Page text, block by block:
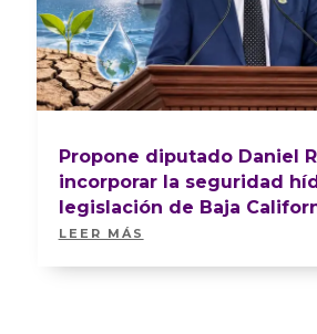
Propone diputado Daniel
incorporar la seguridad
legislación de Baja
LEER MÁS